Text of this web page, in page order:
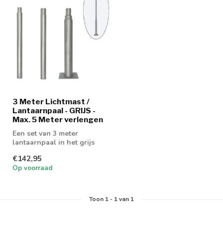
3 Meter Lichtmast /
Lantaarnpaal - GRIJS -
Max. 5 Meter verlengen
Een set van 3 meter
lantaarnpaal in het grijs
€142,95
Op voorraad
Toon 1- 1van 1